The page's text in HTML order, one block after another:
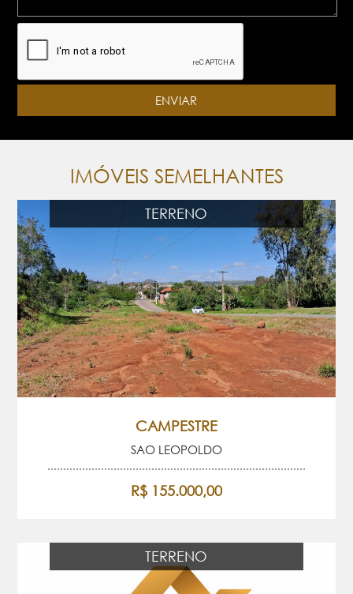
IMÓVEIS SEMELHANTES
TERRENO
CAMPESTRE
SAO LEOPOLDO
R$ 155.000,00
TERRENO